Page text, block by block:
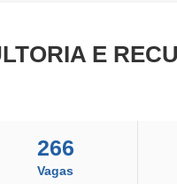
266
Vagas